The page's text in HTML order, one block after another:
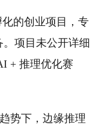
化的创业项目，专
项目未公开详细
+ 推理优化赛
势下，边缘推理